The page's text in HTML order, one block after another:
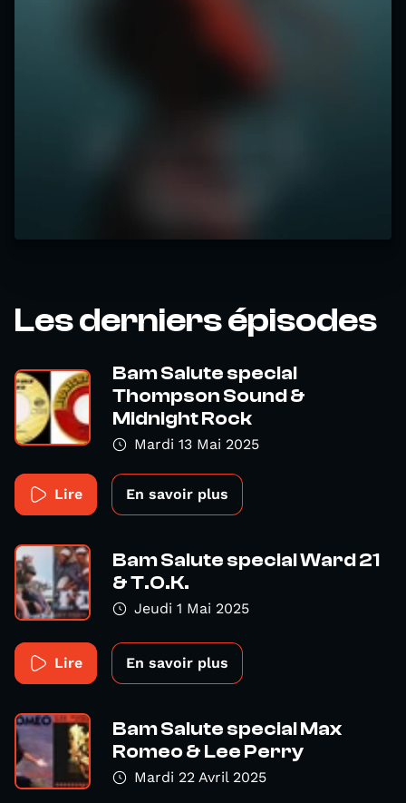
Les derniers épisodes
Bam Salute special
Thompson Sound &
Midnight Rock
Mardi 13 Mai 2025
Lire En savoir plus
Bam Salute special Ward 21
& T.O.K.
Jeudi 1 Mai 2025
Lire En savoir plus
Bam Salute special Max
Romeo & Lee Perry
Mardi 22 Avril 2025